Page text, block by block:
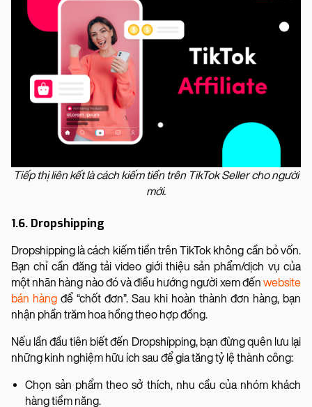
Tiếp thị liên kết là cách kiếm tiền trên TikTok Seller cho người
mới.
1.6. Dropshipping
Dropshipping là cách kiếm tiền trên TikTok không cần bỏ vốn.
Bạn chỉ cần đăng tải video giới thiệu sản phẩm/dịch vụ của
một nhãn hàng nào đó và điều hướng người xem đến website
bán hàng để “chốt đơn”. Sau khi hoàn thành đơn hàng, bạn
nhận phần trăm hoa hồng theo hợp đồng.
Nếu lần đầu tiên biết đến Dropshipping, bạn đừng quên lưu lại
những kinh nghiệm hữu ích sau để gia tăng tỷ lệ thành công:
Chọn sản phẩm theo sở thích, nhu cầu của nhóm khách
hàng tiềm năng.